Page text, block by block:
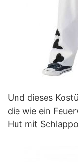
Und dieses
die wie ein
Hut mit